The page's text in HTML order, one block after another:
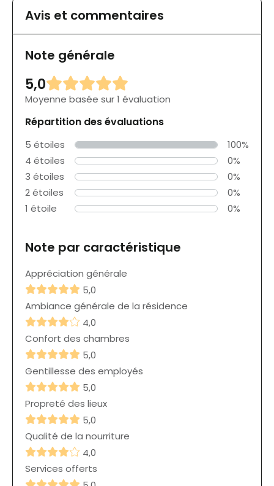
Avis et commentaires
Note générale
5,0
Moyenne basée sur 1 évaluation
Répartition des évaluations
5 étoiles
100%
4 étoiles
0%
3 étoiles
0%
2 étoiles
0%
1 étoile
0%
Note par caractéristique
Appréciation générale
5,0
Ambiance générale de la résidence
4,0
Confort des chambres
5,0
Gentillesse des employés
5,0
Propreté des lieux
5,0
Qualité de la nourriture
4,0
Services offerts